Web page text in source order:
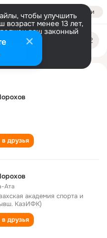
Войти
чтобы улучшить
возраст менее 13 лет,
ваш законный
друзья
Ата
академия спорта и
КазИФК)
друзья